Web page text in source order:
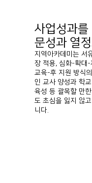
사업성과를
문성과 열
지역아카데미는 서
장 적용, 심화-확대-
교육-후 지원 방식
인 교사 양성과 학
육성 등 괄목할 만
도 초심을 잃지 않
니다.